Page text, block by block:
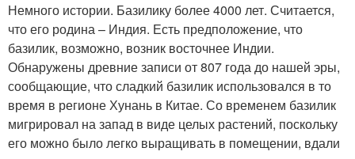
Немного истории. Базилику более 4000 лет. Считается,
что его родина – Индия. Есть предположение, что
базилик, возможно, возник восточнее Индии.
Обнаружены древние записи от 807 года до нашей эры,
сообщающие, что сладкий базилик использовался в то
время в регионе Хунань в Китае. Со временем базилик
мигрировал на запад в виде целых растений, поскольку
его можно было легко выращивать в помещении, вдали